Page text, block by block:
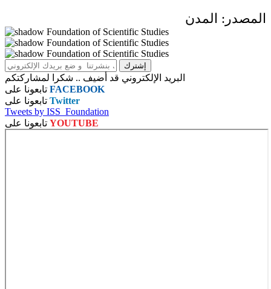
المصدر: المدن
البريد الإلكتروني قد أضيف .. شكرا لمشاركتكم
FACEBOOK
Twitter
Tweets by ISS_Foundation
YOUTUBE